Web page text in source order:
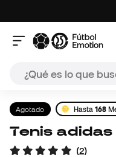
Agotado Hasta168
Tenis
(2)